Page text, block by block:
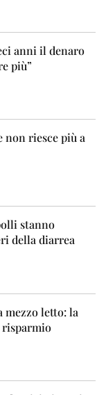
anni il denaro
più”
non riesce più a
stanno
della diarrea
mezzo letto: la